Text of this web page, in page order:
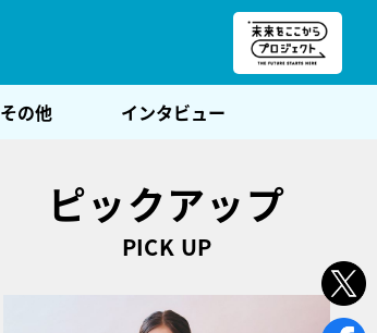
その他 インタビュー
ピックアップ
PICK UP